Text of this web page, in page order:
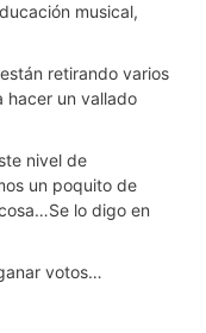
musical,
retirando varios
hacer un vallado
nivel de
un poquito de
lo digo en
votos…